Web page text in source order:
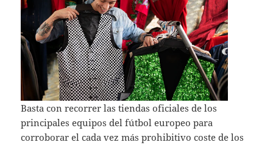
Basta con recorrer las tiendas oficiales de los
principales equipos del fútbol europeo para
corroborar el cada vez más prohibitivo coste de los